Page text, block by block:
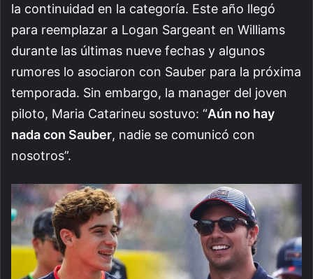
la continuidad en la categoría. Este año llegó
para reemplazar a Logan Sargeant en Williams
durante las últimas nueve fechas y algunos
rumores lo asociaron con Sauber para la próxima
temporada. Sin embargo, la manager del joven
piloto, Maria Catarineu sostuvo: “Aún no hay
nada con Sauber, nadie se comunicó con
nosotros”.